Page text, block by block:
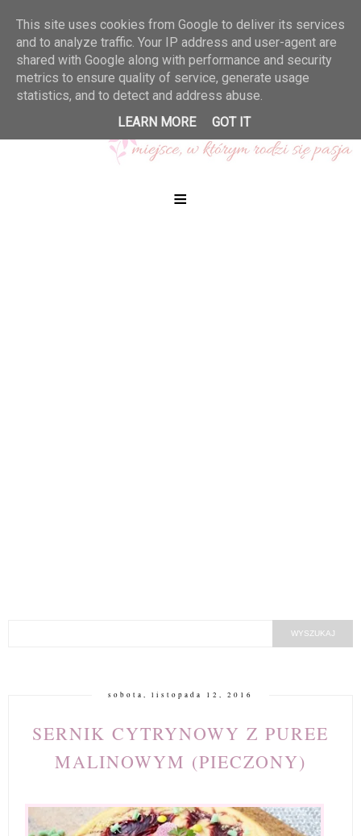
≡
sobota, listopada 12, 2016
SERNIK CYTRYNOWY Z PUREE
MALINOWYM (PIECZONY)
This site uses cookies from Google to deliver its services
and to analyze traffic. Your IP address and user-agent are
shared with Google along with performance and security
metrics to ensure quality of service, generate usage
statistics, and to detect and address abuse.
LEARN MORE
GOT IT